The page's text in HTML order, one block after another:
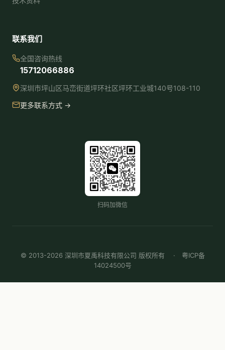
联系我们
全国咨询热线
15712066886
深圳市坪山区马峦街道坪环社区坪环工业城140号108-110
更多联系方式 →
扫码加微信
© 2013-2026 深圳市夏禹科技有限公司 版权所有 · 粤ICP备
14024500号